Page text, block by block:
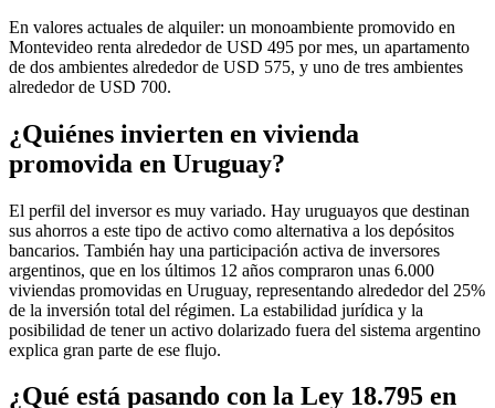
En valores actuales de alquiler: un monoambiente promovido en
Montevideo renta alrededor de USD 495 por mes, un apartamento
de dos ambientes alrededor de USD 575, y uno de tres ambientes
alrededor de USD 700.
¿Quiénes invierten en vivienda
promovida en Uruguay?
El perfil del inversor es muy variado. Hay uruguayos que destinan
sus ahorros a este tipo de activo como alternativa a los depósitos
bancarios. También hay una participación activa de inversores
argentinos, que en los últimos 12 años compraron unas 6.000
viviendas promovidas en Uruguay, representando alrededor del 25%
de la inversión total del régimen. La estabilidad jurídica y la
posibilidad de tener un activo dolarizado fuera del sistema argentino
explica gran parte de ese flujo.
¿Qué está pasando con la Ley 18.795 en